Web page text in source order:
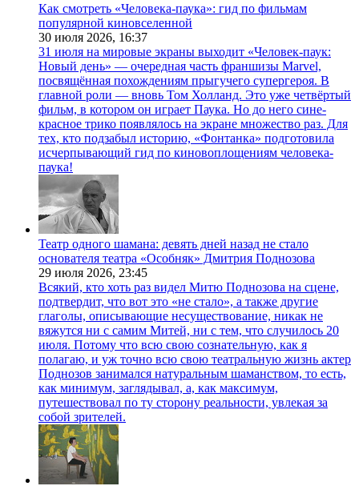
Как смотреть «Человека-паука»: гид по фильмам
популярной киновселенной
30 июля 2026, 16:37
31 июля на мировые экраны выходит «Человек-паук:
Новый день» — очередная часть франшизы Marvel,
посвящённая похождениям прыгучего супергероя. В
главной роли — вновь Том Холланд. Это уже четвёртый
фильм, в котором он играет Паука. Но до него сине-
красное трико появлялось на экране множество раз. Для
тех, кто подзабыл историю, «Фонтанка» подготовила
исчерпывающий гид по киновоплощениям человека-
паука!
Театр одного шамана: девять дней назад не стало
основателя театра «Особняк» Дмитрия Поднозова
29 июля 2026, 23:45
Всякий, кто хоть раз видел Митю Поднозова на сцене,
подтвердит, что вот это «не стало», а также другие
глаголы, описывающие несуществование, никак не
вяжутся ни с самим Митей, ни с тем, что случилось 20
июля. Потому что всю свою сознательную, как я
полагаю, и уж точно всю свою театральную жизнь актер
Поднозов занимался натуральным шаманством, то есть,
как минимум, заглядывал, а, как максимум,
путешествовал по ту сторону реальности, увлекая за
собой зрителей.